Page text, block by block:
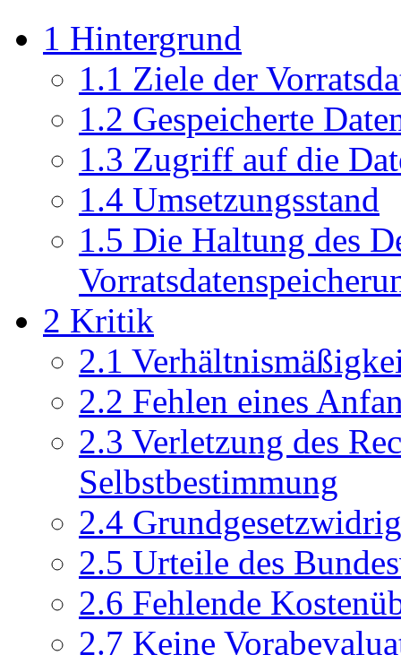
1 Hintergrund
1.1 Ziele der
1.2 Gespeicherte
1.3 Zugriff auf die
1.4 Umsetzungsstand
1.5 Die Haltung des
2 Kritik
2.1
2.2 Fehlen eines
2.3 Verletzung des
Selbstbestimmung
2.4
2.5 Urteile des
2.6 Fehlende
2.7 Keine